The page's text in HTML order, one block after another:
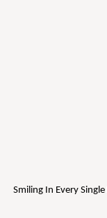
Smiling In Every